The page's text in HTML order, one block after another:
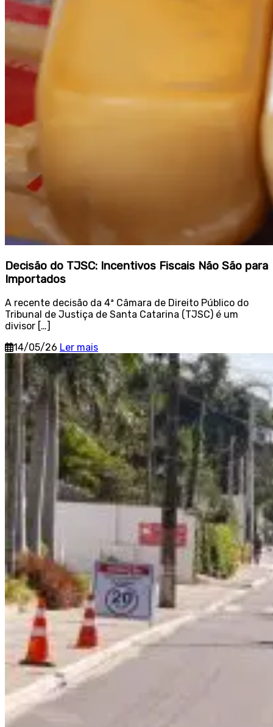
Decisão do TJSC: Incentivos Fiscais Não São para
Importados
A recente decisão da 4ª Câmara de Direito Público do
Tribunal de Justiça de Santa Catarina (TJSC) é um
divisor […]
14/05/26 Ler mais